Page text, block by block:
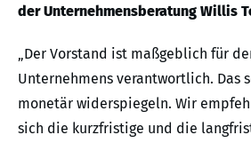
der Unternehmensberatung Willis
„Der Vorstand ist maßgeblich für
Unternehmens verantwortlich. Das
monetär widerspiegeln. Wir
sich die kurzfristige und die